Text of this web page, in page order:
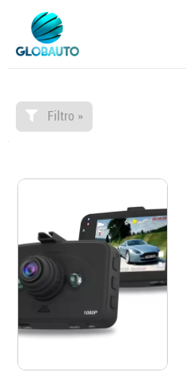
Filtro »